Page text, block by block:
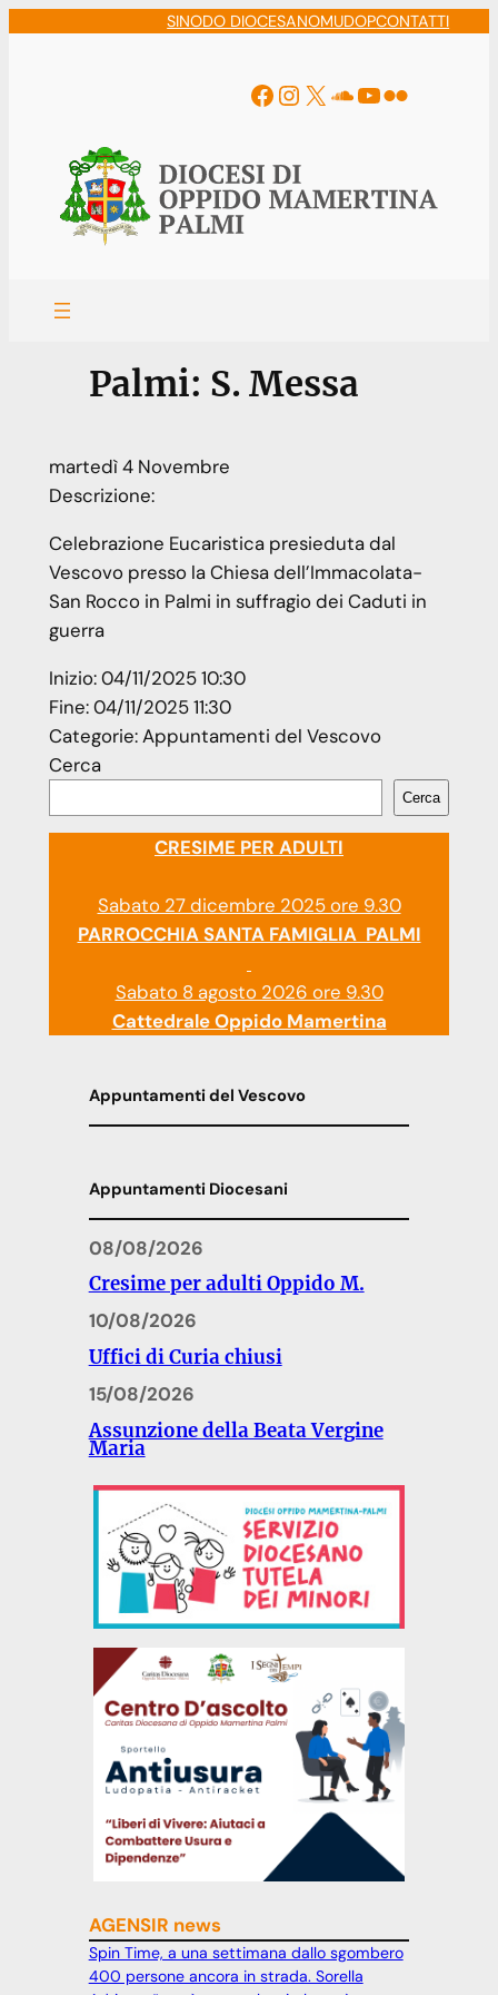
SINODO DIOCESANOMUDOPCONTATTI
Facebook
Instagram
X Soundcloud
YouTube
Flickr
Palmi: S. Messa
martedì4 Novembre
Descrizione:
Celebrazione Eucaristica presieduta dal
Vescovo presso la Chiesa dell’Immacolata-
San Rocco in Palmi in suffragio dei Caduti in
guerra
Inizio:04/11/2025 10:30
Fine:04/11/2025 11:30
Categorie:Appuntamenti del Vescovo
Cerca
Cerca
CRESIME PER ADULTI
Sabato 27 dicembre 2025 ore 9.30
PARROCCHIA SANTA FAMIGLIA PALMI
Sabato 8 agosto 2026 ore 9.30
Cattedrale Oppido Mamertina
Appuntamenti del Vescovo
Appuntamenti Diocesani
08/08/2026
Cresime per adulti Oppido M.
10/08/2026
Uffici di Curia chiusi
15/08/2026
Assunzione della Beata Vergine
Maria
AGENSIR news
Spin Time, a una settimana dallo sgombero
400 persone ancora in strada. Sorella